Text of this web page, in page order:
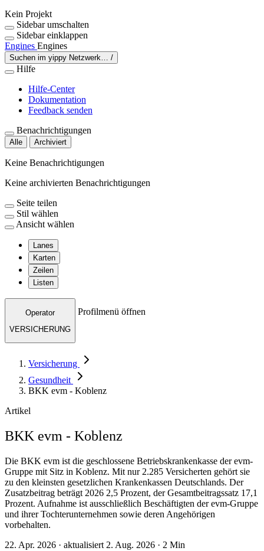
Kein Projekt
Sidebar umschalten
Sidebar einklappen
Engines Engines
Suchen im yippy Netzwerk… /
Hilfe
Hilfe-Center
Dokumentation
Feedback senden
Benachrichtigungen
Alle Archiviert
Keine Benachrichtigungen
Keine archivierten Benachrichtigungen
Seite teilen
Stil wählen
Ansicht wählen
Lanes
Karten
Zeilen
Listen
Operator
VERSICHERUNG
Profilmenü öffnen
Versicherung
Gesundheit
BKK evm - Koblenz
Artikel
BKK evm - Koblenz
Die BKK evm ist die geschlossene Betriebskrankenkasse der evm-
Gruppe mit Sitz in Koblenz. Mit nur 2.285 Versicherten gehört sie
zu den kleinsten gesetzlichen Krankenkassen Deutschlands. Der
Zusatzbeitrag beträgt 2026 2,5 Prozent, der Gesamtbeitragssatz 17,1
Prozent. Aufnahme ist ausschließlich Beschäftigten der evm-Gruppe
und ihrer Tochterunternehmen sowie deren Angehörigen
vorbehalten.
22. Apr. 2026 · aktualisiert 2. Aug. 2026 · 2 Min